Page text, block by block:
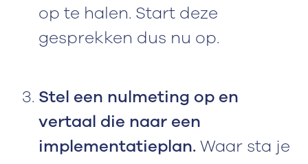
op te halen. Start deze
gesprekken dus nu op.
Stel een nulmeting op en
vertaal die naar een
implementatieplan.Waar sta je